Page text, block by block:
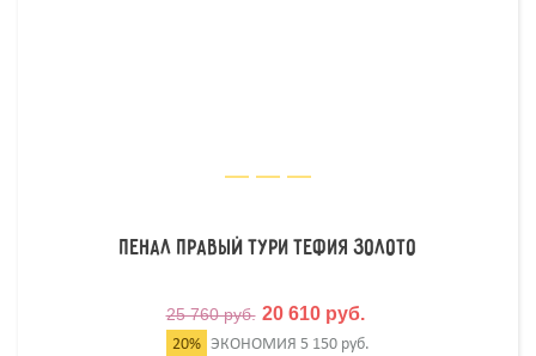
Пенал правый Тури Тефия Золото
25 760 руб. 20 610 руб.
20% ЭКОНОМИЯ 5 150 руб.